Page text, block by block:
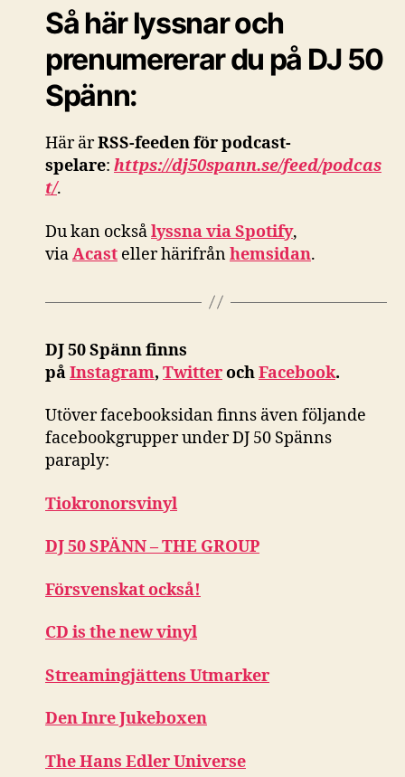
Så här lyssnar och
prenumererar du på DJ 50
Spänn:
Här ärRSS-feeden för podcast-
spelare: https://dj50spann.se/feed/podcas
t/.
Du kan ocksålyssna via Spotify,
viaAcast eller härifrånhemsidan.
DJ 50 Spänn finns
påInstagram, TwitterochFacebook.
Utöver facebooksidan finns även följande
facebookgrupper under DJ 50 Spänns
paraply:
Tiokronorsvinyl
DJ 50 SPÄNN – THE GROUP
Försvenskat också!
CD is the new vinyl
Streamingjättens Utmarker
Den Inre Jukeboxen
The Hans Edler Universe